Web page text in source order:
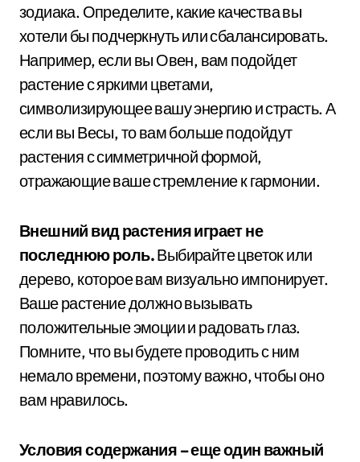
зодиака. Определите, какие качества вы
хотели бы подчеркнуть или сбалансировать.
Например, если вы Овен, вам подойдет
растение с яркими цветами,
символизирующее вашу энергию и страсть. А
если вы Весы, то вам больше подойдут
растения с симметричной формой,
отражающие ваше стремление к гармонии.
Внешний вид растения играет не
последнюю роль.Выбирайте цветок или
дерево, которое вам визуально импонирует.
Ваше растение должно вызывать
положительные эмоции и радовать глаз.
Помните, что вы будете проводить с ним
немало времени, поэтому важно, чтобы оно
вам нравилось.
Условия содержания – еще один важный